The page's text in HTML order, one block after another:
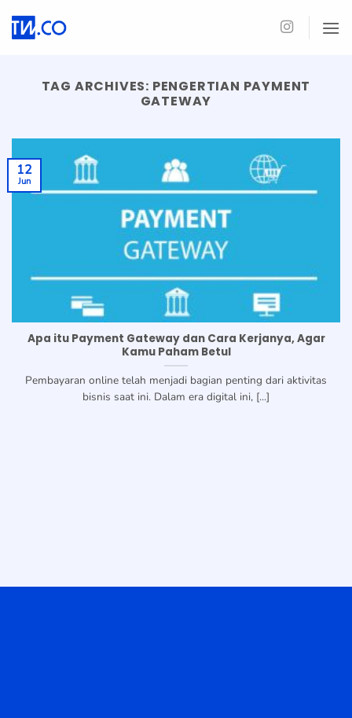
TAG ARCHIVES: PENGERTIAN PAYMENT
GATEWAY
Apa itu Payment Gateway dan Cara Kerjanya, Agar
Kamu Paham Betul
Pembayaran online telah menjadi bagian penting dari aktivitas
bisnis saat ini. Dalam era digital ini, [...]
12
Jun